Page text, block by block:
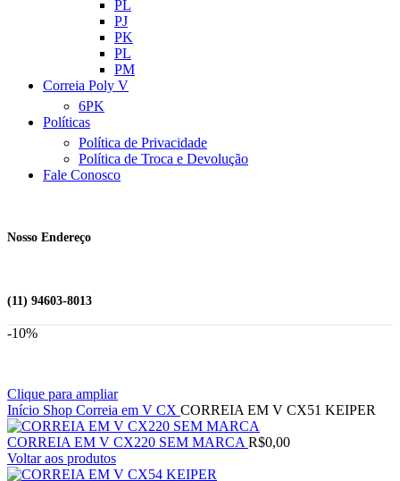
PL
PJ
PK
PL
PM
Correia Poly V
6PK
Políticas
Política de Privacidade
Política de Troca e Devolução
Fale Conosco
Nosso Endereço
(11) 94603-8013
-10%
Clique para ampliar
Início Shop Correia em V CX CORREIA EM V CX51 KEIPER
CORREIA EM V CX220 SEM MARCAR$0,00
Voltar aos produtos